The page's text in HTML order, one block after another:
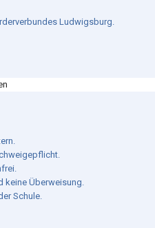
Ludwigsburg.
keine Überweisung.
Schule.